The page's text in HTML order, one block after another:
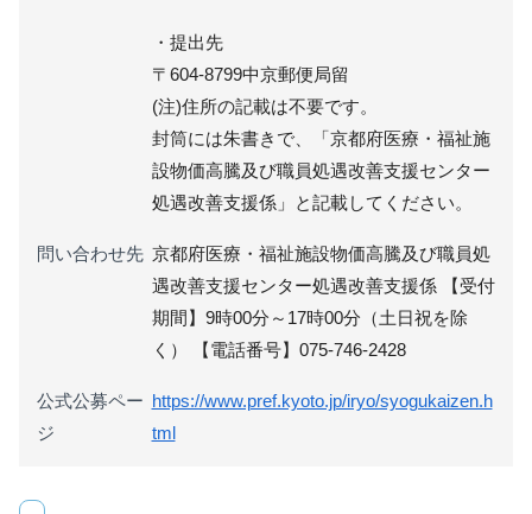
・提出先
〒604-8799中京郵便局留
(注)住所の記載は不要です。
封筒には朱書きで、「京都府医療・福祉施
設物価高騰及び職員処遇改善支援センター
処遇改善支援係」と記載してください。
問い合わせ先 京都府医療・福祉施設物価高騰及び職員処
遇改善支援センター処遇改善支援係 【受付
期間】9時00分～17時00分（土日祝を除
く） 【電話番号】075-746-2428
公式公募ペー
ジ
https://www.pref.kyoto.jp/iryo/syogukaizen.h
tml